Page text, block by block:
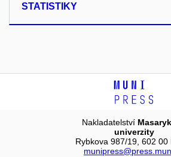
STATISTIKY
Nakladatelství
univerzity
Rybkova 987/19, 602 00